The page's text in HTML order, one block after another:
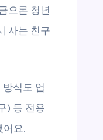
으론 청년
사는 친구
식도 업
) 등 전용
어요.